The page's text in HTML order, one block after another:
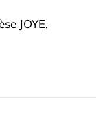
JOYE,